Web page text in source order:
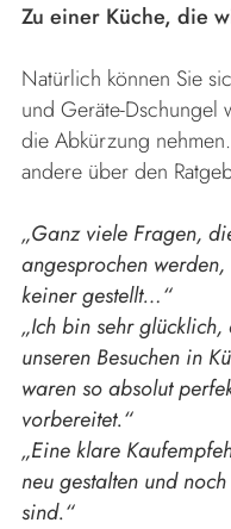
Zu einer Küche, die
Natürlich können Sie
und Geräte-Dschungel
die Abkürzung
andere über den
„Ganz viele Fragen,
angesprochen
keiner gestellt…“
„Ich bin sehr
unseren Besuchen in
waren so absolut
vorbereitet.“
„Eine klare
neu gestalten und
sind.“